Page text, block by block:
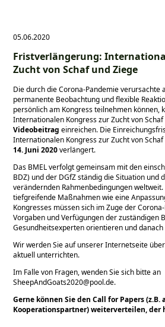
05.06.2020
Fristverlängerung:
Zucht von Schaf und Ziege
Die durch die Corona-Pandemie
permanente Beobachtung und flexible
persönlich am Kongress teilnehmen können,
Internationalen Kongress zur Zucht von
Videobeitrag einreichen. Die
Internationalen Kongress zur Zucht von
14. Juni 2020verlängert.
Das BMEL verfolgt gemeinsam mit den
BDZ) und der DGfZ ständig die Situation und
verändernden Rahmenbedingungen
tiefgreifende Maßnahmen wie eine
Kongresses müssen sich im Zuge der
Vorgaben und Verfügungen der zuständigen
Gesundheitsexperten orientieren und
Wir werden Sie auf unserer Internetseite
aktuell unterrichten.
Im Falle von Fragen, wenden Sie sich bitte an
SheepAndGoats2020@pool.de.
Gerne können Sie den Call for Papers
Kooperationspartner) weiterverteilen, der